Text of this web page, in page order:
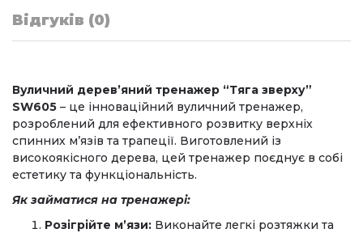
Відгуків (0)
Вуличний дерев’яний тренажер “Тяга зверху”
SW605 – це інноваційний вуличний тренажер,
розроблений для ефективного розвитку верхніх
спинних м’язів та трапеції. Виготовлений із
високоякісного дерева, цей тренажер поєднує в собі
естетику та функціональність.
Як займатися на тренажері:
Розігрійте м’язи: Виконайте легкі розтяжки та